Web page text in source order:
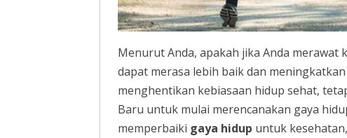
Menurut Anda, apakah jika Anda merawat
dapat merasa lebih baik dan
menghentikan kebiasaan hidup sehat,
Baru untuk mulai merencanakan gaya
memperbaiki gaya hidup untuk